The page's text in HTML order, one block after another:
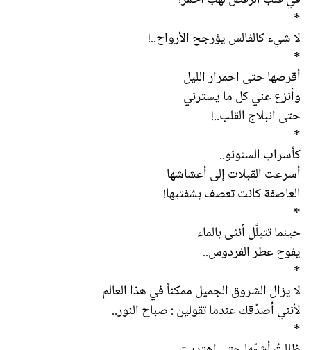
*
لا شيء كالفالس يؤرجح الأرواح..!
*
أقرصها حتى احمرار الليل
وأنزع عني كل ما يسترني
حتى انبلاج القلب..!
*
كأسراب السنونو..
أسرعت القبلات إلى أعشاشها
العاصفة كانت تعصف بشفتيها!
*
حينما تتبلَّل أنثى بالماء
يفوح عطر الفردوس..
*
لا يزال الشروق الجميل ممكناً في هذا العالم
لأنني أصدّقك عندما تقولين : صباح النور..
*